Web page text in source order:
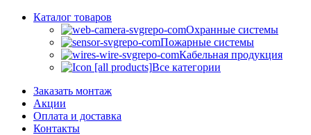
Каталог товаров
Охранные системы
Пожарные системы
Кабельная продукция
Все категории
Заказать монтаж
Акции
Оплата и доставка
Контакты